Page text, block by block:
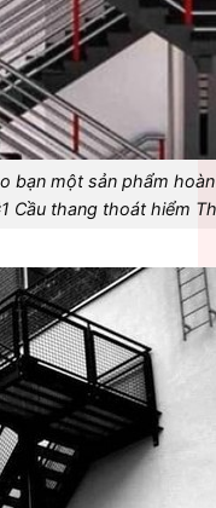
bạn một sản phẩm
Cầu thang thoát hiểm